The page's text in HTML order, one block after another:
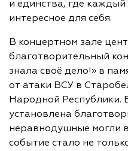
и единства, где каждый
интересное для себя.
В концертном зале
благотворительный
знала своё дело!» в
от атаки ВСУ в
Народной Республики.
установлена
неравнодушные могли
событие стало не